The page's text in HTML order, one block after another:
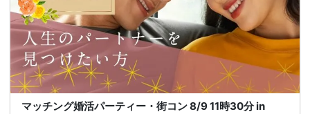
マッチング婚活パーティー・街コン 8/9 11時30分 in